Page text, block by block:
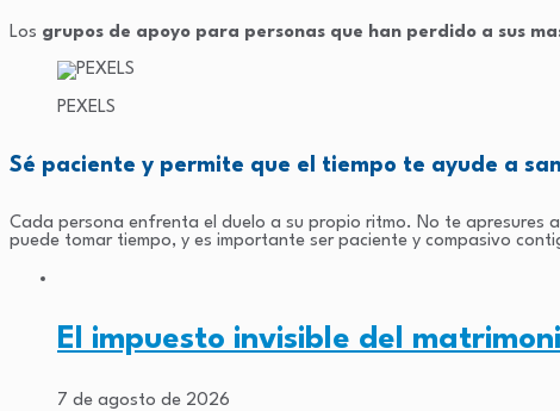
Los grupos de apoyo para personas que han perdido a sus
PEXELS
Sé paciente y permite que el tiempo te ayude a
Cada persona enfrenta el duelo a su propio ritmo. No te apresures
puede tomar tiempo, y es importante ser paciente y compasivo
El impuesto invisible del
7 de agosto de 2026